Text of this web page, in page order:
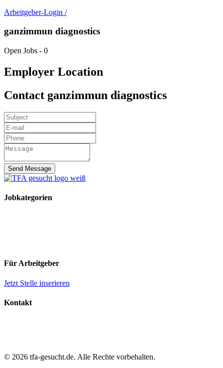
Arbeitgeber-Login /
ganzimmun diagnostics
Open Jobs - 0
Employer Location
Contact ganzimmun diagnostics
Send Message
Jobkategorien
Für Arbeitgeber
Jetzt Stelle inserieren
Kontakt
© 2026 tfa-gesucht.de. Alle Rechte vorbehalten.